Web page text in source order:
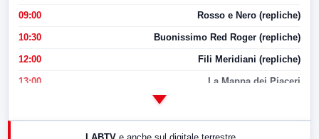
09:00 Rosso e Nero (repliche)
10:30 Buonissimo Red Roger (repliche)
12:00 Fili Meridiani (repliche)
13:00 La Mappa dei Piaceri